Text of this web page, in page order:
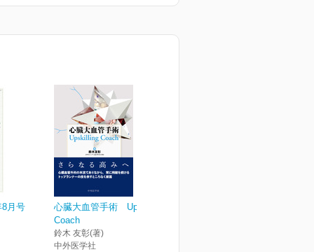
8月号
心臓大血管手術 Upskilling
Coach
鈴木 友彰(著)
中外医学社